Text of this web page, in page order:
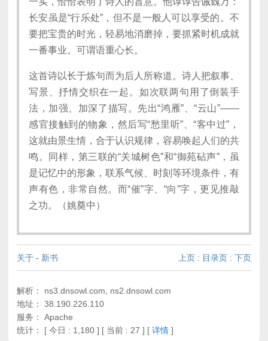
长安虽是“行乐处”，但不是一般人可以享受的。不
要把宝贵的时光，轻易地消磨掉，要抓紧时机成就
一番事业。可谓语重心长。
这首诗以长于炼句而为后人所称道。诗人把叙事、
写景、抒情交织在一起。如次联两句用了倒装手
法，加强、加深了描写。先出“鸿雁”、“云山”——
感官接触到的物象，然后写“愁里听”、“客中过”，
这就由景生情，合于认识规律，容易唤起人们的共
鸣。同样，第三联的“关城树色”和“御苑砧声”，虽
是记忆中的形象，联系气候、时刻等环境条件，有
声有色，非常自然。而“催”字、“向”字，更见推敲
之功。（姚奠中）
关于 - 新书 上页 : 目录页 : 下页
解析： ns3.dnsowl.com, ns2.dnsowl.com
地址： 38.190.226.110
服务： Apache
统计： [ 今日 : 1,180 ] [ 当前 : 27 ] [ 详情 ]